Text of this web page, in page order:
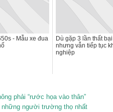
- Mẫu xe đua
Dù gặp 3 lần thất bại
nhưng vẫn tiếp tục
nghiệp
phải “rước họa vào thân”
người trường thọ nhất